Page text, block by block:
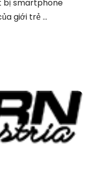
bị smartphone
giới trẻ ...